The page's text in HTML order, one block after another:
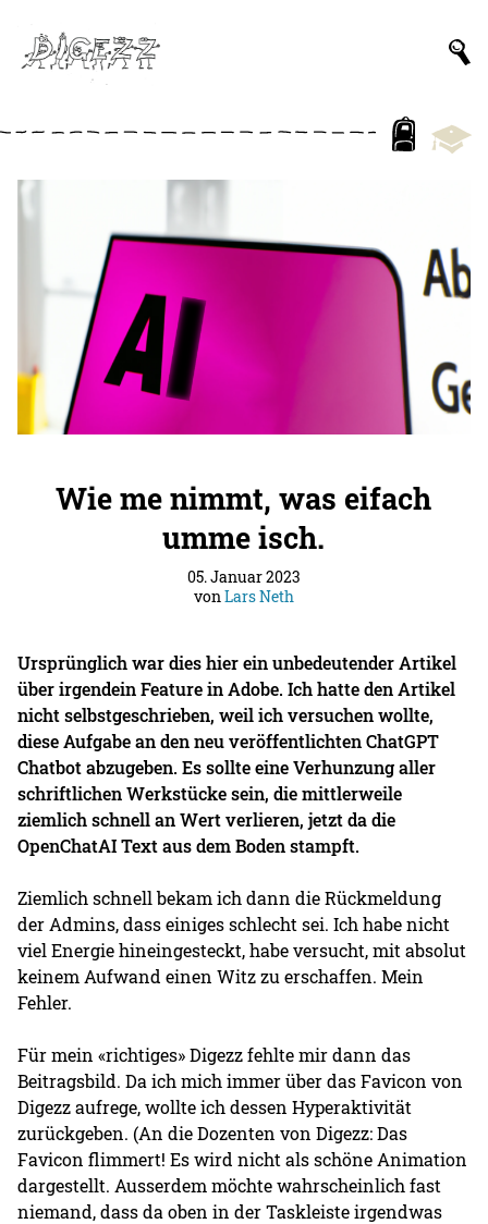
Wie me nimmt, was eifach
umme isch.
05. Januar 2023
vonLars Neth
Ursprünglich war dies hier ein unbedeutender Artikel
über irgendein Feature in Adobe. Ich hatte den Artikel
nicht selbstgeschrieben, weil ich versuchen wollte,
diese Aufgabe an den neu veröffentlichten ChatGPT
Chatbot abzugeben. Es sollte eine Verhunzung aller
schriftlichen Werkstücke sein, die mittlerweile
ziemlich schnell an Wert verlieren, jetzt da die
OpenChatAI Text aus dem Boden stampft.
Ziemlich schnell bekam ich dann die Rückmeldung
der Admins, dass einiges schlecht sei. Ich habe nicht
viel Energie hineingesteckt, habe versucht, mit absolut
keinem Aufwand einen Witz zu erschaffen. Mein
Fehler.
Für mein «richtiges» Digezz fehlte mir dann das
Beitragsbild. Da ich mich immer über das Favicon von
Digezz aufrege, wollte ich dessen Hyperaktivität
zurückgeben. (An die Dozenten von Digezz: Das
Favicon flimmert! Es wird nicht als schöne Animation
dargestellt. Ausserdem möchte wahrscheinlich fast
niemand, dass da oben in der Taskleiste irgendwas